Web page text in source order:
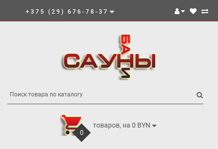
+375 (29) 676-78-37
0
товаров, на 0 BYN